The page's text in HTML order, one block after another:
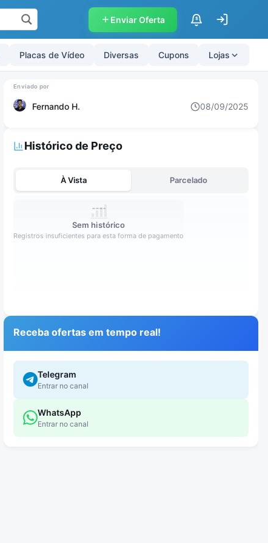
Enviar Oferta $
Placas de Vídeo Diversas Cupons Lojas
Fernando H. 08/09/2025
Histórico de Preço
À Vista Parcelado
Sem histórico
Registros insuficientes para esta forma de pagamento
Receba ofertas em tempo real!
Telegram
Entrar no canal
WhatsApp
Entrar no canal